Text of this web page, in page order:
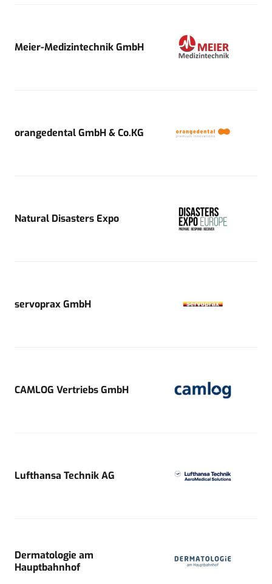
Meier-Medizintechnik GmbH
orangedental GmbH & Co.KG
Natural Disasters Expo
servoprax GmbH
CAMLOG Vertriebs GmbH
Lufthansa Technik AG
Dermatologie am
Hauptbahnhof